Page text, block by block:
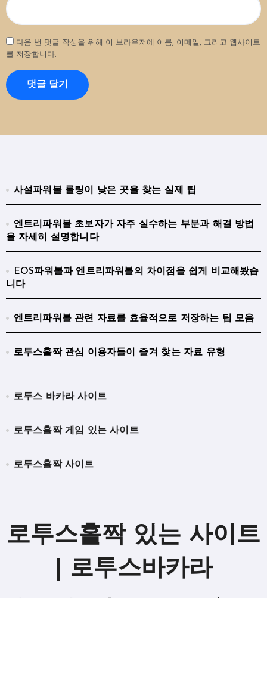
다음 번 댓글 작성을 위해 이 브라우저에 이름, 이메일, 그리고 웹사이트
를 저장합니다.
사설파워볼 롤링이 낮은 곳을 찾는 실제 팁
엔트리파워볼 초보자가 자주 실수하는 부분과 해결 방법
을 자세히 설명합니다
EOS파워볼과 엔트리파워볼의 차이점을 쉽게 비교해봤습
니다
엔트리파워볼 관련 자료를 효율적으로 저장하는 팁 모음
로투스홀짝 관심 이용자들이 즐겨 찾는 자료 유형
로투스 바카라 사이트
로투스홀짝 게임 있는 사이트
로투스홀짝 사이트
로투스홀짝 있는 사이트
| 로투스바카라